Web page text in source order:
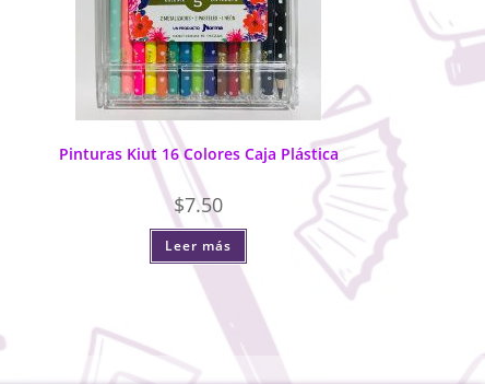
Pinturas Kiut 16 Colores Caja Plástica
$7.50
Leer más